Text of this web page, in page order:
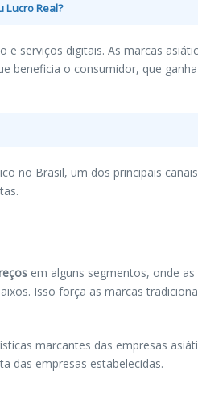
Lucro Real?
serviços digitais. As marcas
beneficia o consumidor, que
no Brasil, um dos principais
em alguns segmentos, onde
Isso força as marcas
marcantes das empresas
das empresas estabelecidas.